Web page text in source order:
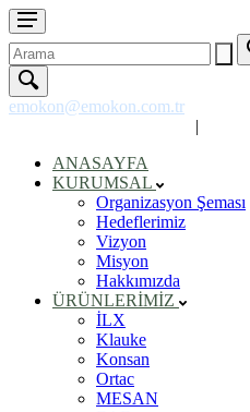
emokon@emokon.com.tr
|
ANASAYFA
KURUMSAL
Organizasyon Şeması
Hedeflerimiz
Vizyon
Misyon
Hakkımızda
ÜRÜNLERİMİZ
İLX
Klauke
Konsan
Ortac
MESAN